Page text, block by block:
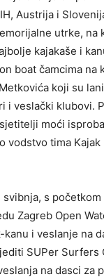
Austrija i
utrke, na
kajakaše i
boat čamcima na
koji su
i veslački klubovi.
moći
vodstvo tima
svibnja, s
Zagreb Open
kanu i veslanje na
SUPer Surfers
na dasci za